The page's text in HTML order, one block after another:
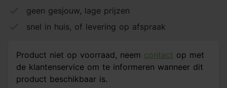
geen gesjouw, lage prijzen
snel in huis, of levering op afspraak
Product niet op voorraad, neem contact op met
de klantenservice om te informeren wanneer dit
product beschikbaar is.